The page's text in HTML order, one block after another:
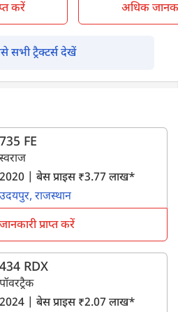
करें अधिक
सभी ट्रैक्टर्स देखें
735 FE
स्वराज
2020 | बेस प्राइस ₹3.77 लाख*
उदयपुर, राजस्थान
प्राप्त करें
434 RDX
पॉवरट्रैक
2024 | बेस प्राइस ₹2.07 लाख*